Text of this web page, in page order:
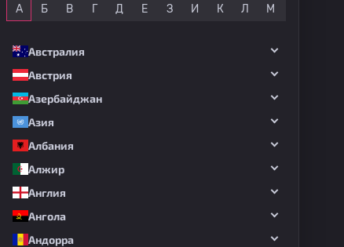
А Б В Г Д Е З И К Л М
Австралия
Австрия
Азербайджан
Азия
Албания
Алжир
Англия
Ангола
Андорра